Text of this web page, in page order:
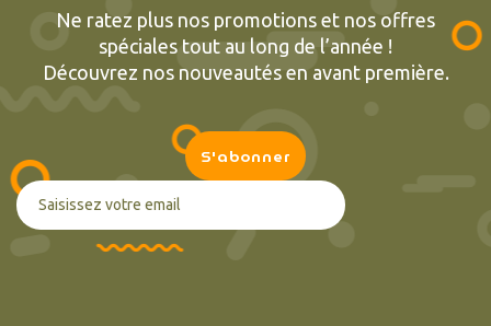
Ne ratez plus nos promotions et nos offres
spéciales tout au long de l’année !
Découvrez nos nouveautés en avant première.